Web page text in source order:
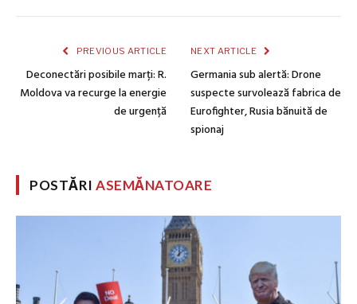
PREVIOUS ARTICLE
Deconectări posibile marți: R.
Moldova va recurge la energie
de urgență
NEXT ARTICLE
Germania sub alertă: Drone
suspecte survolează fabrica de
Eurofighter, Rusia bănuită de
spionaj
POSTĂRIASEMĂNATOARE